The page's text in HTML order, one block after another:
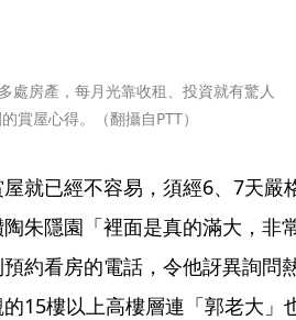
處房產，每月光靠收租、投資就有驚人
賞屋心得。（翻攝自PTT）
就已經不容易，須經6、7天嚴
朱隱園「裡面是真的滿大，非
約看房的電話，令他訝異詢問
15樓以上高樓層連「郭老大」